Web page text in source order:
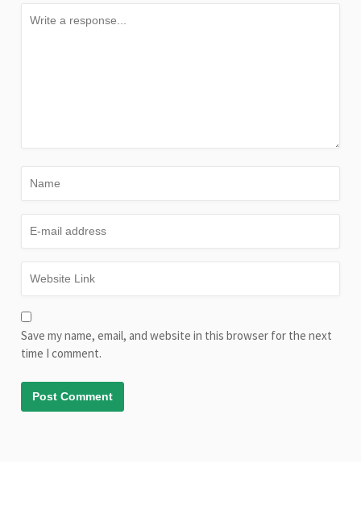
Save my name, email, and website in this browser for the next
time I comment.